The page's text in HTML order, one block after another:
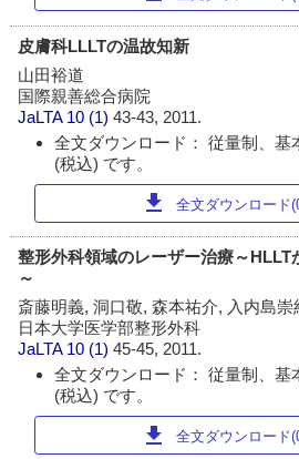
皮膚科LLLTの温故知新
山田裕道
国際親善総合病院
JaLTA 10 (1)43-43, 2011.
全文ダウンロード： 従量制、基
(税込) です。
download 全文ダウンロード
整形外科領域のレーザー治療～HLLT
～
斎藤明義, 洞口敬, 森本祐介, 入内島崇
日本大学医学部整形外科
JaLTA 10 (1)45-45, 2011.
全文ダウンロード： 従量制、基
(税込) です。
download 全文ダウンロード